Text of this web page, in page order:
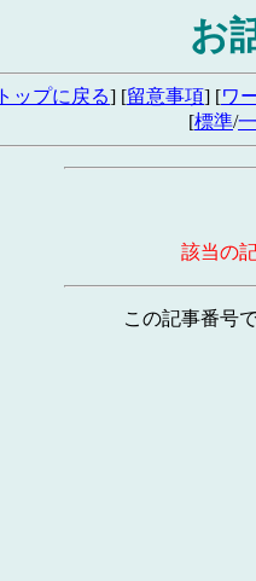
お
トップに戻る] [留意事項] [ワ
[標準/
該当の
この記事番号